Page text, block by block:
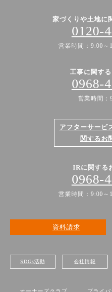
家づくりや土地に
0120-
営業時間：9:00～
工事に関す
0968-
営業時間：
アフターサービ
関するお
IRに関する
0968-
営業時間：9:00～
資料請求
SDGs活動 会社情報